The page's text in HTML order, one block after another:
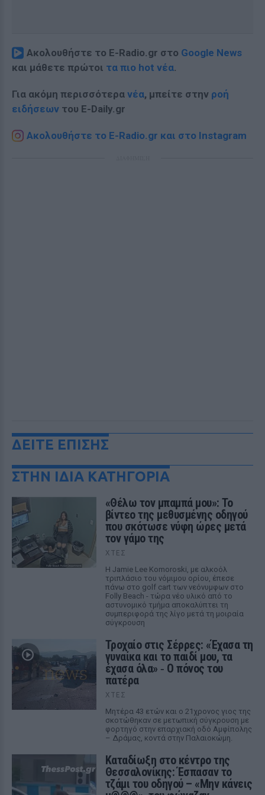
Ακολουθήστε το E-Radio.gr στο Google News
και μάθετε πρώτοι τα πιο hot νέα.
Για ακόμη περισσότερα νέα, μπείτε στην ροή
ειδήσεων του E-Daily.gr
Ακολουθήστε το E-Radio.gr και στο Instagram
ΔΕΙΤΕ ΕΠΙΣΗΣ
ΣΤΗΝ ΙΔΙΑ ΚΑΤΗΓΟΡΙΑ
«Θέλω τον μπαμπά μου»: Το
βίντεο της μεθυσμένης οδηγού
που σκότωσε νύφη ώρες μετά
τον γάμο της
ΧΤΕΣ
Η Jamie Lee Komoroski, με αλκοόλ
τριπλάσιο του νόμιμου ορίου, έπεσε
πάνω στο golf cart των νεόνυμφων στο
Folly Beach - τώρα νέο υλικό από το
αστυνομικό τμήμα αποκαλύπτει τη
συμπεριφορά της λίγο μετά τη μοιραία
σύγκρουση
Τροχαίο στις Σέρρες: «Έχασα τη
γυναίκα και το παιδί μου, τα
έχασα όλα» ‑ Ο πόνος του
πατέρα
ΧΤΕΣ
Μητέρα 43 ετών και ο 21χρονος γιος της
σκοτώθηκαν σε μετωπική σύγκρουση με
φορτηγό στην επαρχιακή οδό Αμφίπολης
– Δράμας, κοντά στην Παλαιοκώμη.
Καταδίωξη στο κέντρο της
Θεσσαλονίκης: Έσπασαν το
τζάμι του οδηγού – «Μην κάνεις